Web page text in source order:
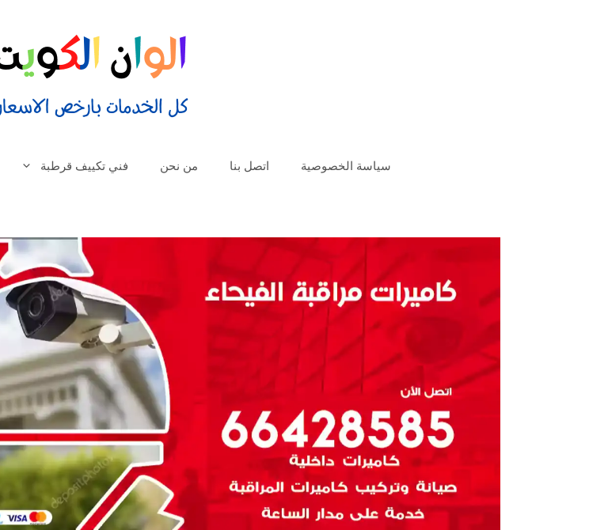
سياسة الخصوصية اتصل بنا من نحن فني تكييف قرطبة